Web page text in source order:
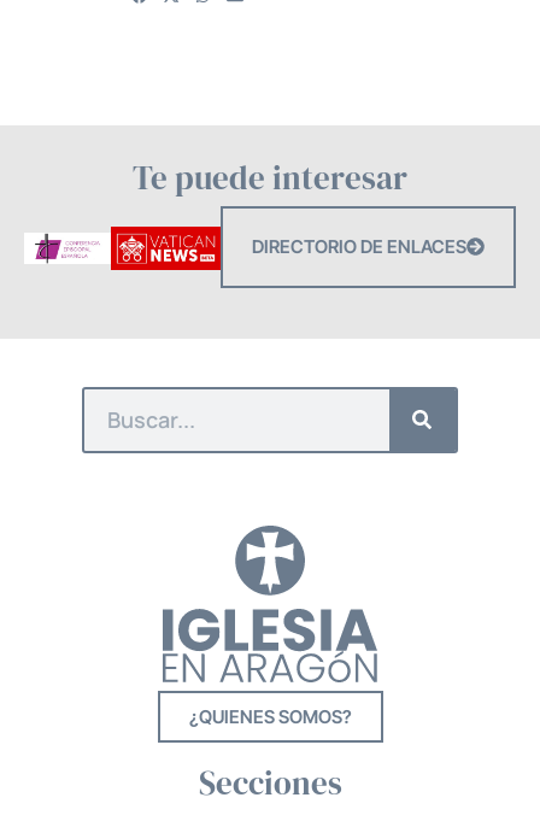
Te puede interesar
DIRECTORIO DE ENLACES
¿QUIENES SOMOS?
Secciones